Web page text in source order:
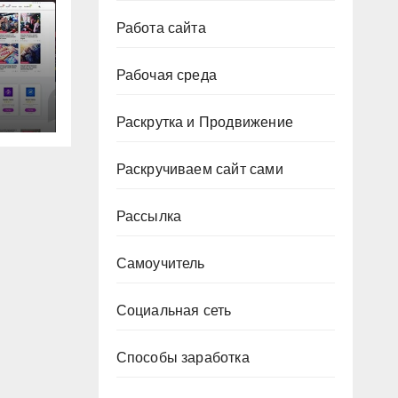
Работа сайта
Рабочая среда
Раскрутка и Продвижение
Раскручиваем сайт сами
Рассылка
Самоучитель
Социальная сеть
Способы заработка